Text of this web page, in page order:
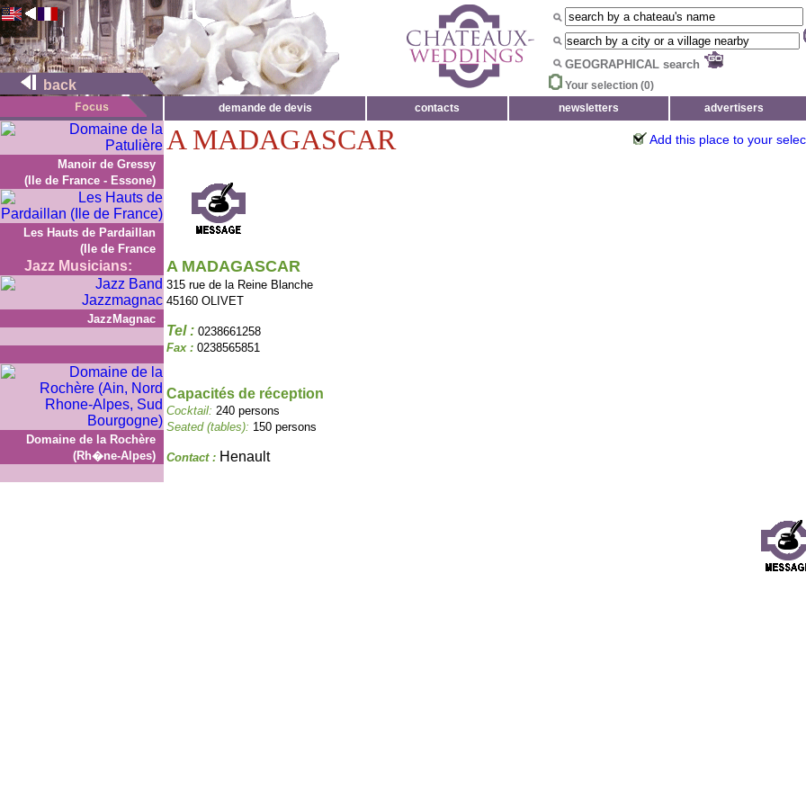
back
GEOGRAPHICAL search
Your selection (0)
demande de devis
contacts newsletters advertisers
Manoir de Gressy
(Ile de France - Essone)
Les Hauts de Pardaillan
(Ile de France
Jazz Musicians:
JazzMagnac
Domaine de la Rochère
(Rh�ne-Alpes)
A MADAGASCAR Add this place to your
A MADAGASCAR
315 rue de la Reine Blanche
45160 OLIVET
Tel : 0238661258
Fax : 0238565851
Capacités de réception
Cocktail: 240 persons
Seated (tables): 150 persons
Contact : Henault